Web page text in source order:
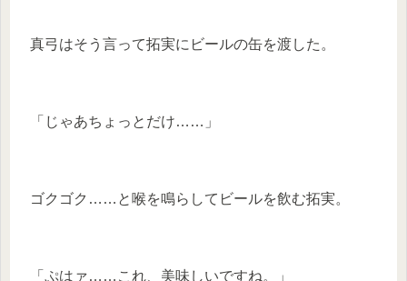
真弓はそう言って拓実にビールの缶を渡した。
「じゃあちょっとだけ……」
ゴクゴク……と喉を鳴らしてビールを飲む拓実。
「ぷはァ……これ、美味しいですね。」